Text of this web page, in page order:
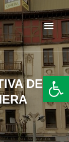
DE